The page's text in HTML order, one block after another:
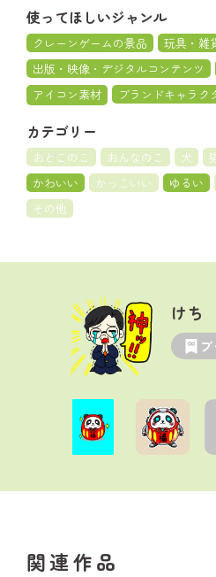
使ってほしいジャンル
クレーンゲームの景品
玩具・雑
出版・映像・デジタルコンテンツ
アイコン素材
ブランドキャラク
カテゴリー
おとこのこ おんなのこ 犬
かわいい
かっこいい ゆるい
その他
けち
関連作品